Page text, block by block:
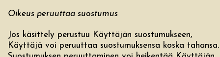
Oikeus peruuttaa suostumus
Jos käsittely perustuu Käyttäjän suostumukseen,
Käyttäjä voi peruuttaa suostumuksensa koska tahansa.